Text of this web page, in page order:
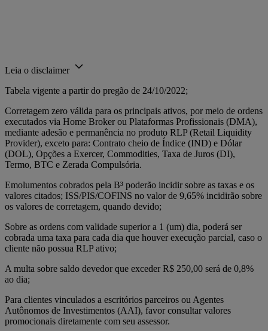
Leia o disclaimer
Tabela vigente a partir do pregão de 24/10/2022;
Corretagem zero válida para os principais ativos, por meio de ordens
executados via Home Broker ou Plataformas Profissionais (DMA),
mediante adesão e permanência no produto RLP (Retail Liquidity
Provider), exceto para: Contrato cheio de Índice (IND) e Dólar
(DOL), Opções a Exercer, Commodities, Taxa de Juros (DI),
Termo, BTC e Zerada Compulsória.
Emolumentos cobrados pela B³ poderão incidir sobre as taxas e os
valores citados; ISS/PIS/COFINS no valor de 9,65% incidirão sobre
os valores de corretagem, quando devido;
Sobre as ordens com validade superior a 1 (um) dia, poderá ser
cobrada uma taxa para cada dia que houver execução parcial, caso o
cliente não possua RLP ativo;
A multa sobre saldo devedor que exceder R$ 250,00 será de 0,8%
ao dia;
Para clientes vinculados a escritórios parceiros ou Agentes
Autônomos de Investimentos (AAI), favor consultar valores
promocionais diretamente com seu assessor.